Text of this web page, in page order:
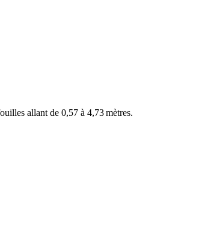
allant de 0,57 à 4,73 mètres.